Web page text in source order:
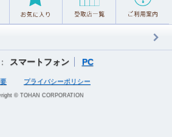
スマートフォン PC
プライバシーポリシー
© TOHAN CORPORATION